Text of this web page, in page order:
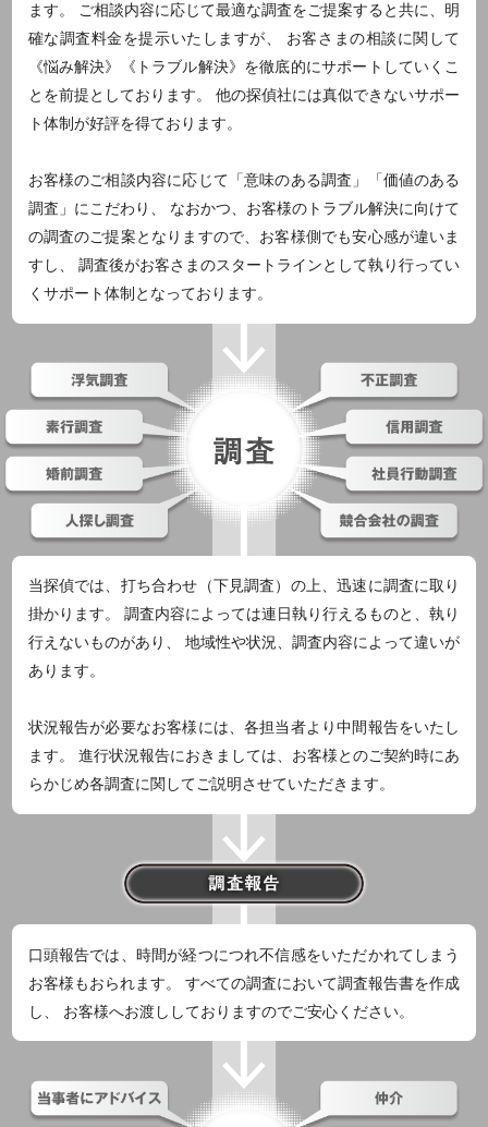
ます。 ご相談内容に応じて最適な調査をご提案すると共に、明
確な調査料金を提示いたしますが、 お客さまの相談に関して
《悩み解決》《トラブル解決》を徹底的にサポートしていくこ
とを前提としております。 他の探偵社には真似できないサポー
ト体制が好評を得ております。
お客様のご相談内容に応じて「意味のある調査」「価値のある
調査」にこだわり、 なおかつ、お客様のトラブル解決に向けて
の調査のご提案となりますので、お客様側でも安心感が違いま
すし、 調査後がお客さまのスタートラインとして執り行ってい
くサポート体制となっております。
当探偵では、打ち合わせ（下見調査）の上、迅速に調査に取り
掛かります。 調査内容によっては連日執り行えるものと、執り
行えないものがあり、 地域性や状況、調査内容によって違いが
あります。
状況報告が必要なお客様には、各担当者より中間報告をいたし
ます。 進行状況報告におきましては、お客様とのご契約時にあ
らかじめ各調査に関してご説明させていただきます。
口頭報告では、時間が経つにつれ不信感をいただかれてしまう
お客様もおられます。 すべての調査において調査報告書を作成
し、 お客様へお渡ししておりますのでご安心ください。